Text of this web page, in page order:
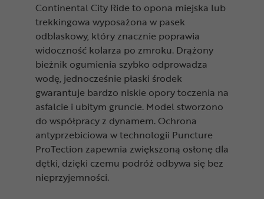
Continental City Ride to opona miejska lub
trekkingowa wyposażona w pasek
odblaskowy, który znacznie poprawia
widoczność kolarza po zmroku. Drążony
bieżnik ogumienia szybko odprowadza
wodę, jednocześnie płaski środek
gwarantuje bardzo niskie opory toczenia na
asfalcie i ubitym gruncie. Model stworzono
do współpracy z dynamem. Ochrona
antyprzebiciowa w technologii Puncture
ProTection zapewnia zwiększoną osłonę dla
dętki, dzięki czemu podróż odbywa się bez
nieprzyjemności.